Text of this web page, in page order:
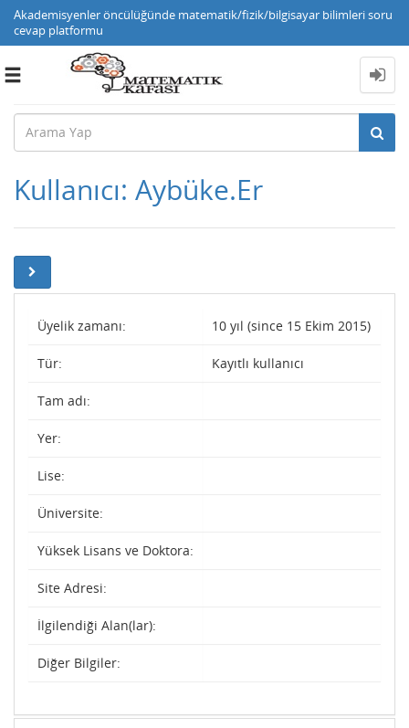
Akademisyenler öncülüğünde matematik/fizik/bilgisayar bilimleri soru
cevap platformu
Toggle
Kullanıcı: Aybüke.Er
Üyelik zamanı: 10 yıl (since 15 Ekim 2015)
Tür: Kayıtlı kullanıcı
Tam adı:
Yer:
Lise:
Üniversite:
Yüksek Lisans ve Doktora:
Site Adresi:
İlgilendiği Alan(lar):
Diğer Bilgiler: